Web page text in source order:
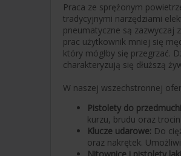
Praca ze sprężonym
tradycyjnymi narzędziami
pneumatyczne są zazwyczaj
prac użytkownik mniej się
który mógłby się przegrzać.
charakteryzują się dłuższą
W naszej wszechstronnej
Pistolety do
kurzu, brudu oraz
Klucze udarowe: Do
oraz nakrętek.
Nitownice i pistolety